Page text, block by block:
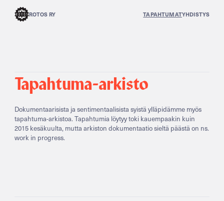
ROTOS RY TAPAHTUMATYHDISTYS
Tapahtuma-arkisto
Dokumentaarisista ja sentimentaalisista syistä ylläpidämme myös
tapahtuma-arkistoa. Tapahtumia löytyy toki kauempaakin kuin
2015 kesäkuulta, mutta arkiston dokumentaatio sieltä päästä on ns.
work in progress.